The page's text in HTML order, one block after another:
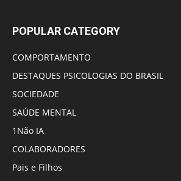
POPULAR CATEGORY
COMPORTAMENTO
DESTAQUES PSICOLOGIAS DO BRASIL
SOCIEDADE
SAÚDE MENTAL
1Não IA
COLABORADORES
Pais e Filhos